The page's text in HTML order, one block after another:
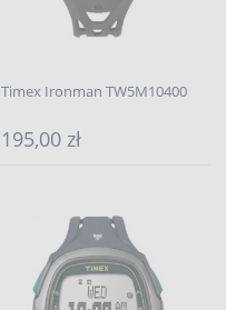
Timex Ironman TW5M10400
195,00 zł